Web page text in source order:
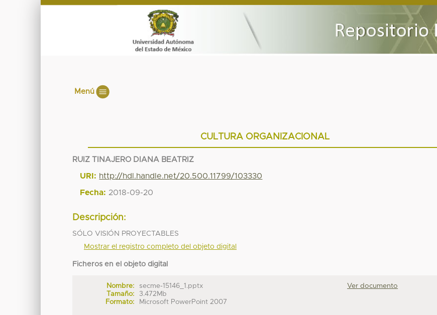
Menú
CULTURA ORGANIZACIONAL
RUIZ TINAJERO DIANA BEATRIZ
URI: http://hdl.handle.net/20.500.11799/103330
Fecha: 2018-09-20
Descripción:
SÓLO VISIÓN PROYECTABLES
Mostrar el registro completo del objeto digital
Ficheros en el objeto digital
Nombre:
secme-15146_1.pptx
Tamaño:
3.472Mb
Formato:
Microsoft PowerPoint 2007
Ver documento